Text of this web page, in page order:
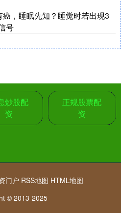
，睡眠先知？睡觉时若出现3
号
炒股配
资
正规股票配
资
门户 RSS地图 HTML地图
© 2013-2025